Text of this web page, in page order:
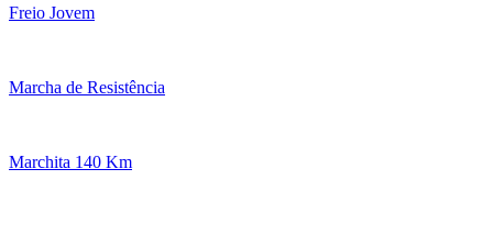
Freio Jovem
Marcha de Resistência
Marchita 140 Km